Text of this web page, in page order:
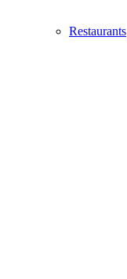
Restaurants